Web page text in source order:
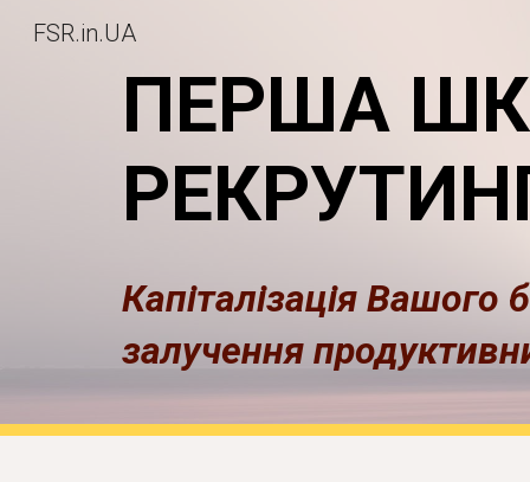
FSR.in.UA
ПЕРША
Капіталізація Вашого
залучення